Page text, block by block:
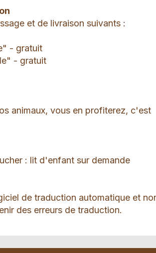
et de livraison suivants :
- gratuit
- gratuit
animaux, vous en profiterez, c'est
: lit d'enfant sur demande
de traduction automatique et
des erreurs de traduction.